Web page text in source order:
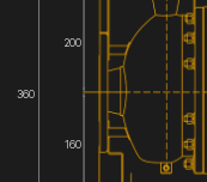
360
200
160